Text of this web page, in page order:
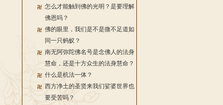
怎么才能触到佛的光明？是要理解
佛恩吗？
佛的眼里，我们是不是微不足道如
同一只蚂蚁？
南无阿弥陀佛名号是念佛人的法身
慧命，还是十方众生的法身慧命？
什么是机法一体？
西方净土的圣贤来我们娑婆世界也
要受苦吗？